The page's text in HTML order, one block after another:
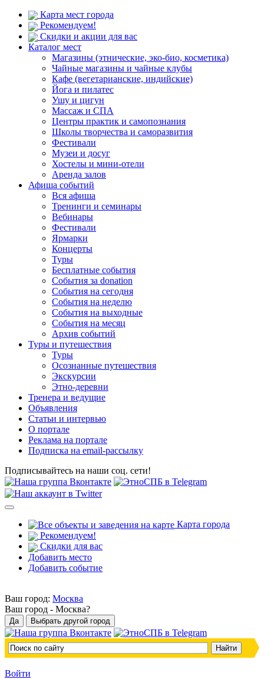
Карта мест города
Рекомендуем!
Скидки и акции для вас
Каталог мест
Магазины (этнические, эко-био, косметика)
Чайные магазины и чайные клубы
Кафе (вегетарианские, индийские)
Йога и пилатес
Ушу и цигун
Массаж и СПА
Центры практик и самопознания
Школы творчества и саморазвития
Фестивали
Музеи и досуг
Хостелы и мини-отели
Аренда залов
Афиша событий
Вся афиша
Тренинги и семинары
Вебинары
Фестивали
Ярмарки
Концерты
Туры
Бесплатные события
События за donation
События на сегодня
События на неделю
События на выходные
События на месяц
Архив событий
Туры и путешествия
Туры
Осознанные путешествия
Экскурсии
Этно-деревни
Тренера и ведущие
Объявления
Статьи и интервью
О портале
Реклама на портале
Подписка на email-рассылку
Подписывайтесь на наши соц. сети!
Карта города
Рекомендуем!
Скидки для вас
Добавить место
Добавить событие
Ваш город: Москва
Ваш город - Москва?
Войти